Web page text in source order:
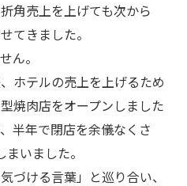
角売上を上げても次から
てきました。
ん。
ホテルの売上を上げるため
焼肉店をオープンしました
半年で閉店を余儀なくさ
いました。
づける言葉」と巡り合い、